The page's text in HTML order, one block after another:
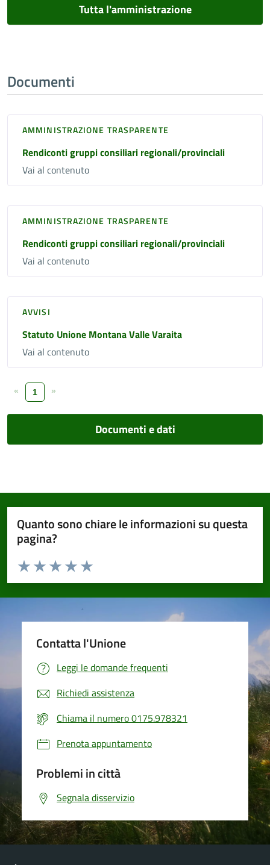
Tutta l'amministrazione
Documenti
AMMINISTRAZIONE TRASPARENTE
Rendiconti gruppi consiliari regionali/provinciali
Vai al contenuto
AMMINISTRAZIONE TRASPARENTE
Rendiconti gruppi consiliari regionali/provinciali
Vai al contenuto
AVVISI
Statuto Unione Montana Valle Varaita
Vai al contenuto
« 1 »
Documenti e dati
Quanto sono chiare le informazioni su questa
pagina?
Valuta da 1 a 5 stelle la pagina
Valuta 5 stelle su 5
Valuta 4 stelle su 5
Valuta 3 stelle su 5
Valuta 2 stelle su 5
Valuta 1 stelle su 5
Contatta l'Unione
Leggi le domande frequenti
Richiedi assistenza
Chiama il numero 0175.978321
Prenota appuntamento
Problemi in città
Segnala disservizio